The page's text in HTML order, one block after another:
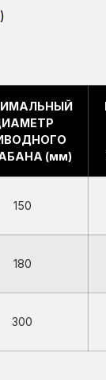
)
(мм)
150
180
300